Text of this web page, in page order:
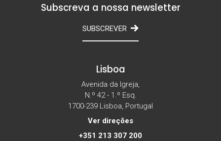
Subscreva a nossa newsletter
SUBSCREVER
Lisboa
Avenida da Igreja,
N.º 42 - 1.º Esq.
1700-239 Lisboa, Portugal
Ver direções
+351 213 307 200